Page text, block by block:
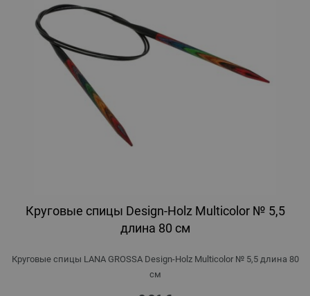
Круговые спицы Design-Holz Multicolor № 5,5
длина 80 см
Круговые спицы LANA GROSSA Design-Holz Multicolor № 5,5 длина 80
см